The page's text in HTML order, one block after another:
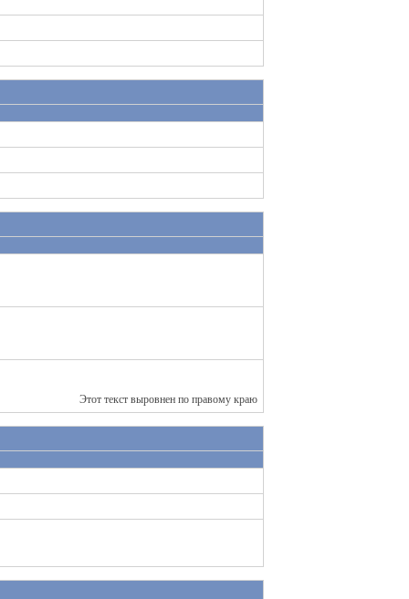
Этот текст выровнен по правому краю